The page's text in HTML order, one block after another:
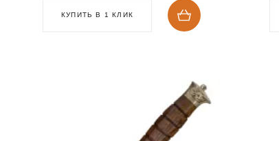
КУПИТЬ В 1 КЛИК